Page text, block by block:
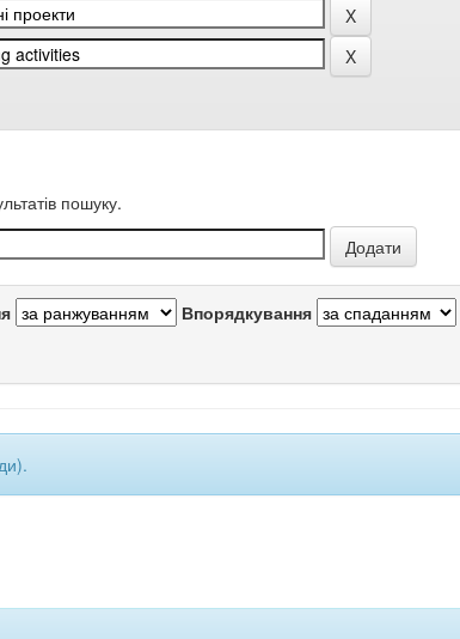
пошуку.
Впорядкування